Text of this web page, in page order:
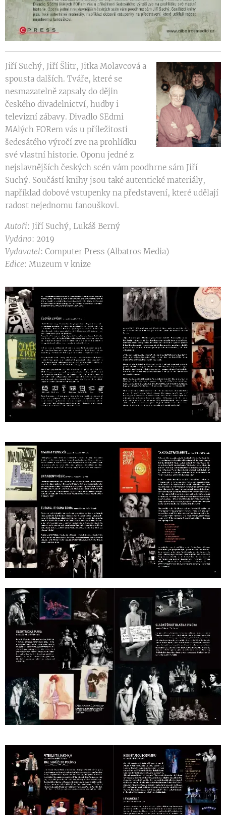
Jiří Suchý, Jiří Šlitr, Jitka Molavcová a
spousta dalších. Tváře, které se
nesmazatelně zapsaly do dějin
českého divadelnictví, hudby i
televizní zábavy. Divadlo SEdmi
MAlých FORem vás u příležitosti
šedesátého výročí zve na prohlídku
své vlastní historie. Oponu jedné z
nejslavnějších českých scén vám poodhrne sám Jiří
Suchý. Součástí knihy jsou také autentické materiály,
například dobové vstupenky na představení, které udělají
radost nejednomu fanouškovi.
Autoři: Jiří Suchý, Lukáš Berný
Vydáno: 2019
Vydavatel: Computer Press (Albatros Media)
Edice: Muzeum v knize